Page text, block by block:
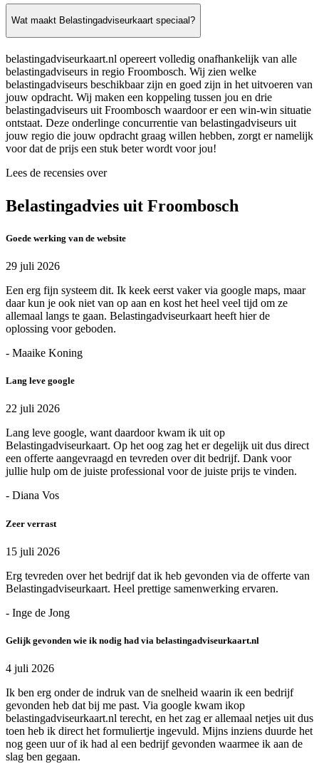
Wat maakt Belastingadviseurkaart speciaal?
belastingadviseurkaart.nl opereert volledig onafhankelijk van alle
belastingadviseurs in regio Froombosch. Wij zien welke
belastingadviseurs beschikbaar zijn en goed zijn in het uitvoeren van
jouw opdracht. Wij maken een koppeling tussen jou en drie
belastingadviseurs uit Froombosch waardoor er een win-win situatie
ontstaat. Deze onderlinge concurrentie van belastingadviseurs uit
jouw regio die jouw opdracht graag willen hebben, zorgt er namelijk
voor dat de prijs een stuk beter wordt voor jou!
Lees de recensies over
Belastingadvies uit Froombosch
Goede werking van de website
29 juli 2026
Een erg fijn systeem dit. Ik keek eerst vaker via google maps, maar
daar kun je ook niet van op aan en kost het heel veel tijd om ze
allemaal langs te gaan. Belastingadviseurkaart heeft hier de
oplossing voor geboden.
- Maaike Koning
Lang leve google
22 juli 2026
Lang leve google, want daardoor kwam ik uit op
Belastingadviseurkaart. Op het oog zag het er degelijk uit dus direct
een offerte aangevraagd en tevreden over dit bedrijf. Dank voor
jullie hulp om de juiste professional voor de juiste prijs te vinden.
- Diana Vos
Zeer verrast
15 juli 2026
Erg tevreden over het bedrijf dat ik heb gevonden via de offerte van
Belastingadviseurkaart. Heel prettige samenwerking ervaren.
- Inge de Jong
Gelijk gevonden wie ik nodig had via belastingadviseurkaart.nl
4 juli 2026
Ik ben erg onder de indruk van de snelheid waarin ik een bedrijf
gevonden heb dat bij me past. Via google kwam ikop
belastingadviseurkaart.nl terecht, en het zag er allemaal netjes uit dus
toen heb ik direct het formuliertje ingevuld. Mijns inziens duurde het
nog geen uur of ik had al een bedrijf gevonden waarmee ik aan de
slag ben gegaan.